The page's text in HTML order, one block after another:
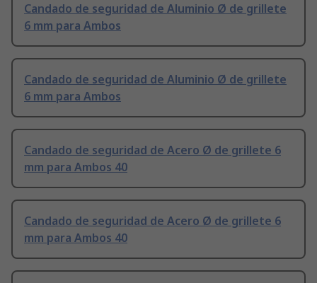
Candado de seguridad de Aluminio Ø de grillete
6 mm para Ambos
Candado de seguridad de Aluminio Ø de grillete
6 mm para Ambos
Candado de seguridad de Acero Ø de grillete 6
mm para Ambos 40
Candado de seguridad de Acero Ø de grillete 6
mm para Ambos 40